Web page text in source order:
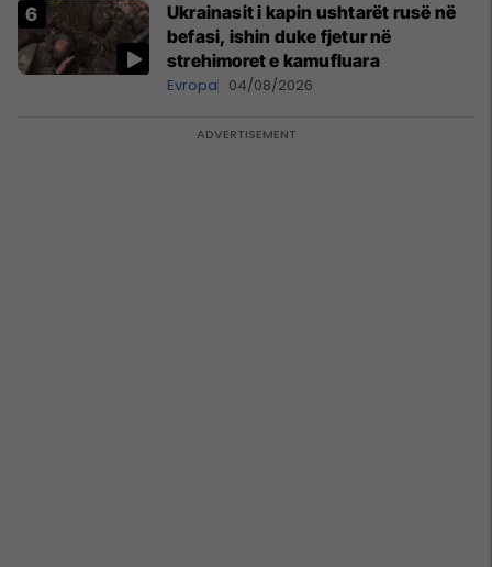
Ukrainasit i kapin ushtarët rusë në
befasi, ishin duke fjetur në
strehimoret e kamufluara
Evropa 04/08/2026